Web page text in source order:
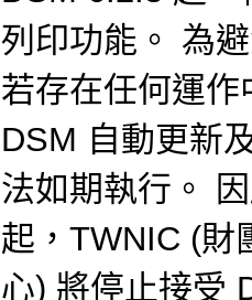
列印功能。 為
若存在任何運
DSM 自動更新
法如期執行。
起，TWNIC (財
心) 將停止接受